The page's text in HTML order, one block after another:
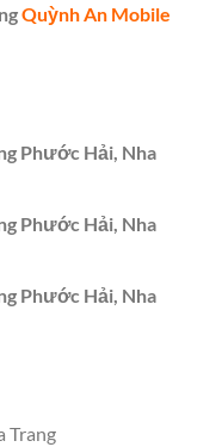
Quỳnh An Mobile
Phước Hải, Nha
Phước Hải, Nha
Phước Hải, Nha
Trang